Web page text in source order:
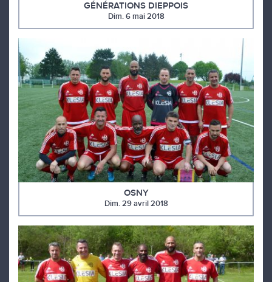
GÉNÉRATIONS DIEPPOIS
Dim. 6 mai 2018
OSNY
Dim. 29 avril 2018